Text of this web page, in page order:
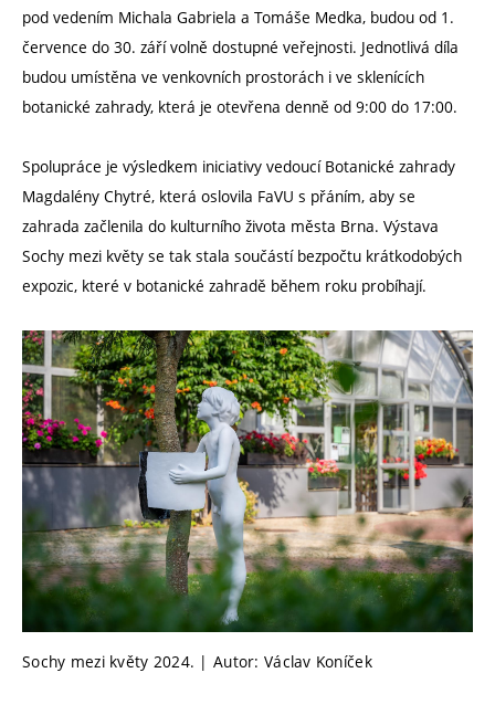
pod vedením Michala Gabriela a Tomáše Medka, budou od 1.
července do 30. září volně dostupné veřejnosti. Jednotlivá díla
budou umístěna ve venkovních prostorách i ve sklenících
botanické zahrady, která je otevřena denně od 9:00 do 17:00.
Spolupráce je výsledkem iniciativy vedoucí Botanické zahrady
Magdalény Chytré, která oslovila FaVU s přáním, aby se
zahrada začlenila do kulturního života města Brna. Výstava
Sochy mezi květy se tak stala součástí bezpočtu krátkodobých
expozic, které v botanické zahradě během roku probíhají.
Sochy mezi květy 2024. | Autor: Václav Koníček